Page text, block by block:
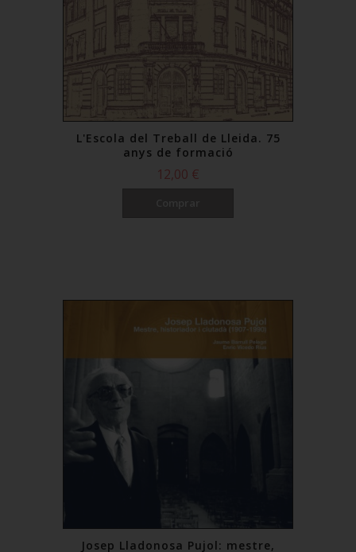
L'Escola del Treball de Lleida. 75
anys de formació
12,00 €
Josep Lladonosa Pujol: mestre,